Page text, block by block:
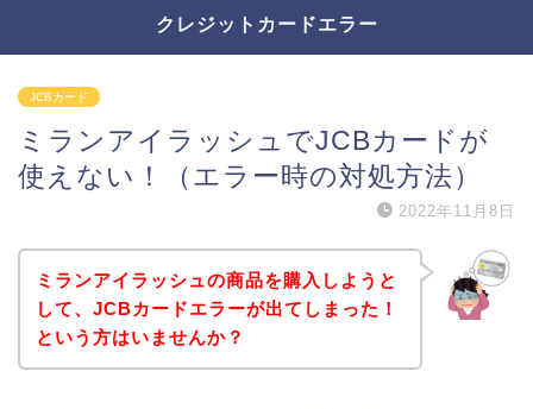
クレジットカードエラー
JCBカード
ミランアイラッシュでJCBカードが
使えない！（エラー時の対処方法）
2022年11月8日
ミランアイラッシュの商品を購入しようと
して、JCBカードエラーが出てしまった！
という方はいませんか？